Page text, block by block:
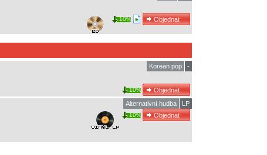
10%
-
Korean pop
10%
LP
Alternativní hudba
10%